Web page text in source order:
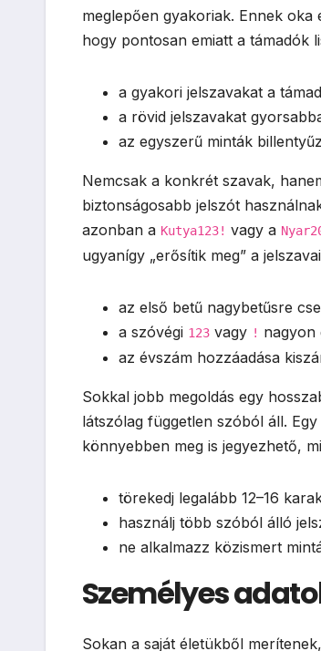
meglepően gyakoriak. Ennek
hogy pontosan emiatt a támadók
a gyakori jelszavakat a
a rövid jelszavakat
az egyszerű minták
Nemcsak a konkrét szavak,
biztonságosabb jelszót
azonban a Kutya123! vagy a
ugyanígy „erősítik meg” a
az első betű nagybetűsre
a szóvégi 123 vagy ! nagyon
az évszám hozzáadása
Sokkal jobb megoldás egy
látszólag független szóból áll.
könnyebben meg is jegyezhető,
törekedj legalább 12–16
használj több szóból álló
ne alkalmazz közismert
Személyes
Sokan a saját életükből